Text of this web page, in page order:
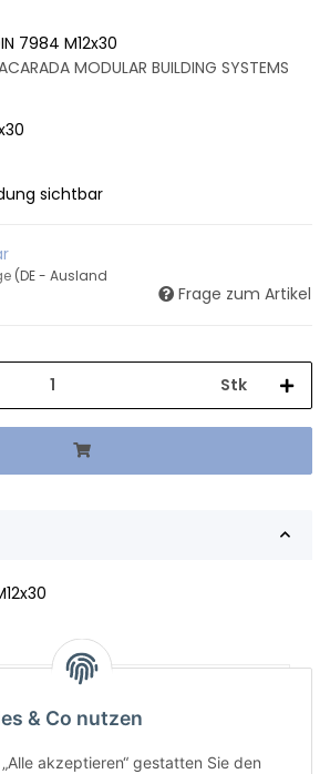
7984 M12x30
MODULAR BUILDING SYSTEMS
sichtbar
(DE - Ausland
Frage zum Artikel
Stk
0,06 kg
& Co nutzen
akzeptieren“ gestatten Sie den